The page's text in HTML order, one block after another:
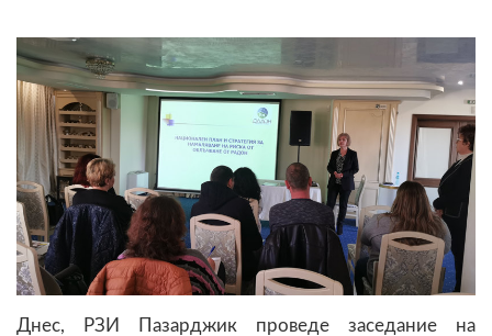
Днес, РЗИ Пазарджик проведе заседание на